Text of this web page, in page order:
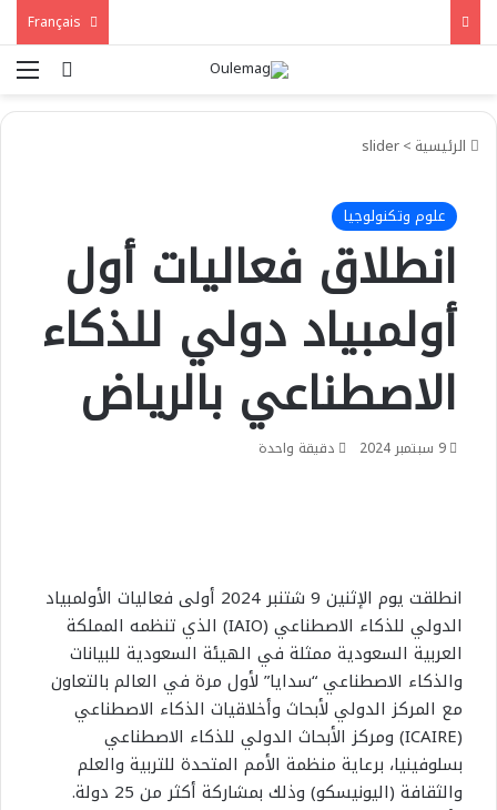
بحث عن
الرئيسية >
slider
علوم وتكنولوجيا
انطلاق فعاليات أول
أولمبياد دولي للذكاء
الاصطناعي بالرياض
9 سبتمبر 2024 دقيقة واحدة
انطلقت يوم الإثنين 9 شتنبر 2024 أولى فعاليات الأولمبياد
الدولي للذكاء الاصطناعي (IAIO) الذي تنظمه المملكة
العربية السعودية ممثلة في الهيئة السعودية للبيانات
والذكاء الاصطناعي “سدايا” لأول مرة في العالم بالتعاون
مع المركز الدولي لأبحاث وأخلاقيات الذكاء الاصطناعي
(ICAIRE) ومركز الأبحاث الدولي للذكاء الاصطناعي
بسلوفينيا، برعاية منظمة الأمم المتحدة للتربية والعلم
والثقافة (اليونيسكو) وذلك بمشاركة أكثر من 25 دولة.